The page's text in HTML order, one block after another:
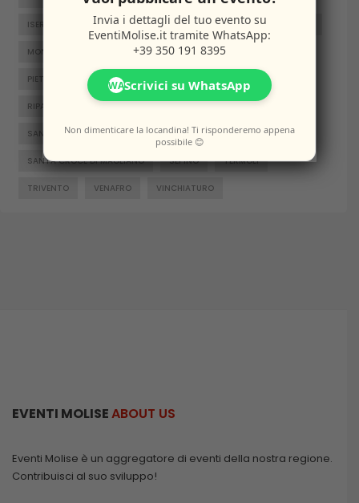
ISERNIA JELSI LARINO MACCHIAGODENA
MONTENERO DI BISACCIA ORATINO PESCHE
PIETRABBONDANTE PIETRACATELLA
RIPALIMOSANI
SAN GIACOMO DEGLI SCHIAVONI SAN MASSIMO
SANTA CROCE DI MAGLIANO SEPINO TERMOLI
TRIVENTO VENAFRO VINCHIATURO
EVENTI MOLISEABOUT US
Eventi Molise è un aggregatore di eventi della nostra regione.
Contribuisci al suo sviluppo!
Invia i dettagli del tuo evento su
EventiMolise.it tramite WhatsApp:
+39 350 191 8395
WAScrivici su WhatsApp
Non dimenticare la locandina! Ti risponderemo appena
possibile 😊